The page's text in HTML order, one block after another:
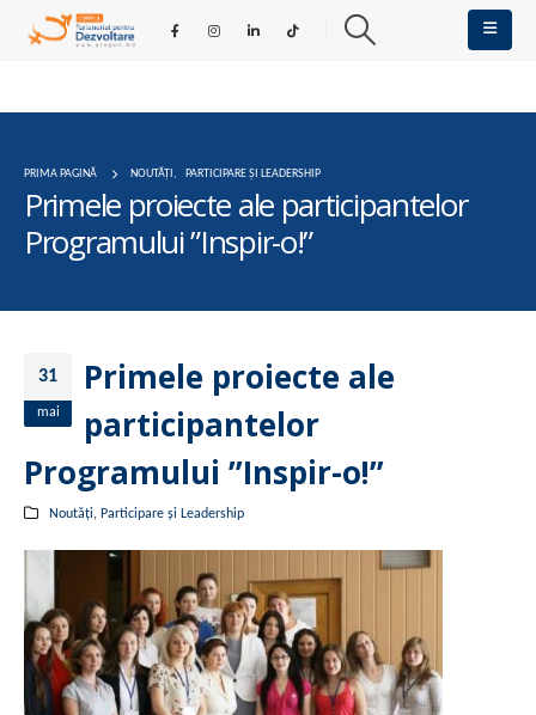
PRIMA PAGINĂ NOUTĂȚI , PARTICIPARE ȘI LEADERSHIP
Primele proiecte ale participantelor
Programului ”Inspir-o!”
31
mai
Primele proiecte ale
participantelor
Programului ”Inspir-o!”
Noutăți, Participare și Leadership